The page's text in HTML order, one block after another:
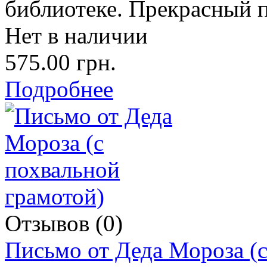
библиотеке. Прекрасный
Нет в наличии
575.00 грн.
Подробнее
Отзывов (0)
Письмо от Деда Мороза